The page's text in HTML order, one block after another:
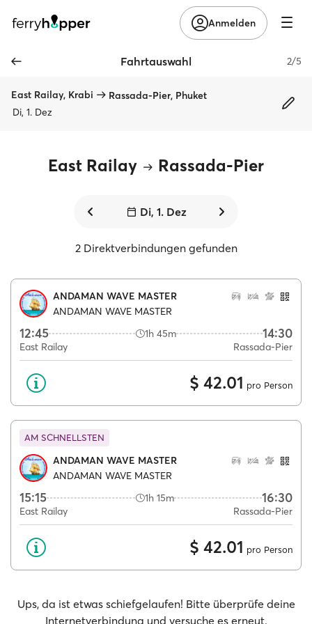
Anmelden
Fahrtauswahl 2/5
East Railay, Krabi
Rassada-Pier, Phuket
Di, 1. Dez
East Railay Rassada-Pier
Di, 1. Dez
2 Direktverbindungen gefunden
ANDAMAN WAVE MASTER
ANDAMAN WAVE MASTER
12:45 1h 45m 14:30
East Railay Rassada-Pier
$ 42.01 pro Person
AM SCHNELLSTEN
ANDAMAN WAVE MASTER
ANDAMAN WAVE MASTER
15:15 1h 15m 16:30
East Railay Rassada-Pier
$ 42.01 pro Person
Ups, da ist etwas schiefgelaufen! Bitte überprüfe deine
Internetverbindung und versuche es erneut.